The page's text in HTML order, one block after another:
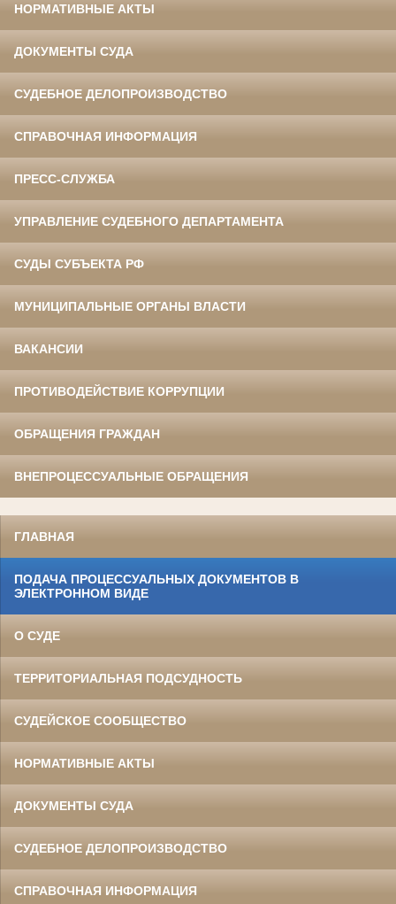
НОРМАТИВНЫЕ АКТЫ
ДОКУМЕНТЫ СУДА
СУДЕБНОЕ ДЕЛОПРОИЗВОДСТВО
СПРАВОЧНАЯ ИНФОРМАЦИЯ
ПРЕСС-СЛУЖБА
УПРАВЛЕНИЕ СУДЕБНОГО ДЕПАРТАМЕНТА
СУДЫ СУБЪЕКТА РФ
МУНИЦИПАЛЬНЫЕ ОРГАНЫ ВЛАСТИ
ВАКАНСИИ
ПРОТИВОДЕЙСТВИЕ КОРРУПЦИИ
ОБРАЩЕНИЯ ГРАЖДАН
ВНЕПРОЦЕССУАЛЬНЫЕ ОБРАЩЕНИЯ
ГЛАВНАЯ
ПОДАЧА ПРОЦЕССУАЛЬНЫХ ДОКУМЕНТОВ В
ЭЛЕКТРОННОМ ВИДЕ
О СУДЕ
ТЕРРИТОРИАЛЬНАЯ ПОДСУДНОСТЬ
СУДЕЙСКОЕ СООБЩЕСТВО
НОРМАТИВНЫЕ АКТЫ
ДОКУМЕНТЫ СУДА
СУДЕБНОЕ ДЕЛОПРОИЗВОДСТВО
СПРАВОЧНАЯ ИНФОРМАЦИЯ